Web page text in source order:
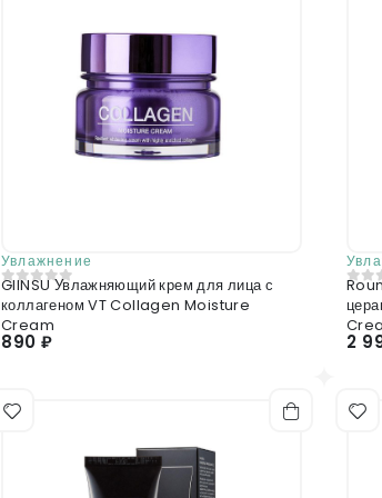
Leaf Water,
Theobroma
Extract,
Hydrolyzed
(rosemary) Leaf
Увлажнение
0из 5
GIINSU Увлажняющий крем для лица с
коллагеном VT Collagen Moisture
Cream
890 ₽
0 из 5
2